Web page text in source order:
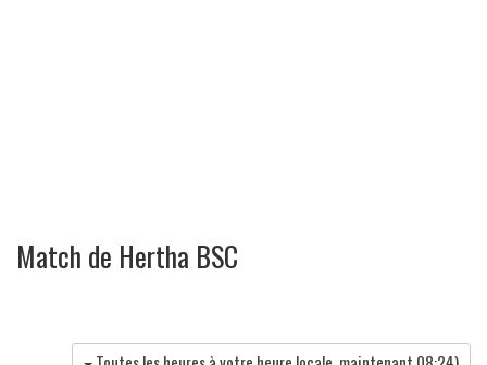
Match de Hertha BSC